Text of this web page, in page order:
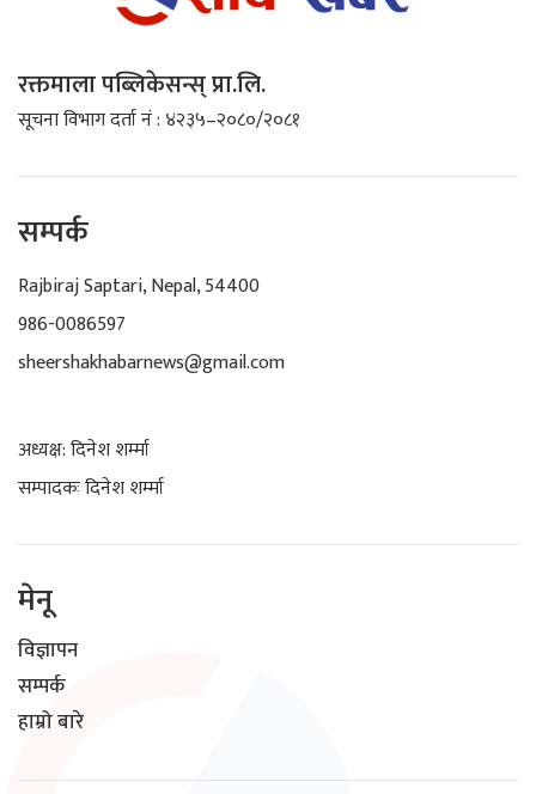
रक्तमाला पब्लिकेसन्स् प्रा.लि.
सूचना विभाग दर्ता नं : ४२३५–२०८०/२०८१
सम्पर्क
Rajbiraj Saptari, Nepal, 54400
986-0086597
sheershakhabarnews@gmail.com
अध्यक्ष: दिनेश शर्म्मा
सम्पादकः दिनेश शर्म्मा
मेनू
विज्ञापन
सम्पर्क
हाम्रो बारे